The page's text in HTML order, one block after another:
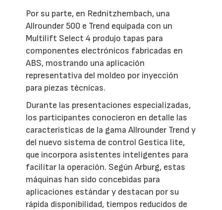
Por su parte, en Rednitzhembach, una
Allrounder 500 e Trend equipada con un
Multilift Select 4 produjo tapas para
componentes electrónicos fabricadas en
ABS, mostrando una aplicación
representativa del moldeo por inyección
para piezas técnicas.
Durante las presentaciones especializadas,
los participantes conocieron en detalle las
características de la gama Allrounder Trend y
del nuevo sistema de control Gestica lite,
que incorpora asistentes inteligentes para
facilitar la operación. Según Arburg, estas
máquinas han sido concebidas para
aplicaciones estándar y destacan por su
rápida disponibilidad, tiempos reducidos de